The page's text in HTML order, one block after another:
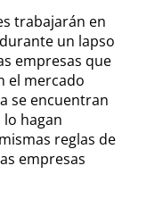
trabajarán en
un lapso
empresas que
el mercado
se encuentran
hagan
reglas de
empresas